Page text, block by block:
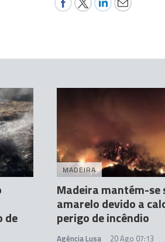
de
MADEIRA
Madeira mantém-se
amarelo devido a
perigo de incêndio
Agência Lusa 20 Ago 07:13